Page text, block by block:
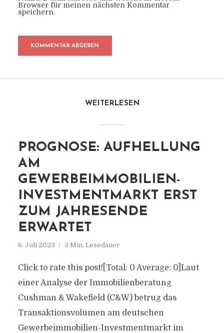
Browser für meinen nächsten Kommentar
speichern.
WEITERLESEN
PROGNOSE: AUFHELLUNG
AM
GEWERBEIMMOBILIEN-
INVESTMENTMARKT ERST
ZUM JAHRESENDE
ERWARTET
6. Juli 2023 3 Min. Lesedauer
Click to rate this post![Total: 0 Average: 0]Laut
einer Analyse der Immobilienberatung
Cushman & Wakefield (C&W) betrug das
Transaktionsvolumen am deutschen
Gewerbeimmobilien-Investmentmarkt im